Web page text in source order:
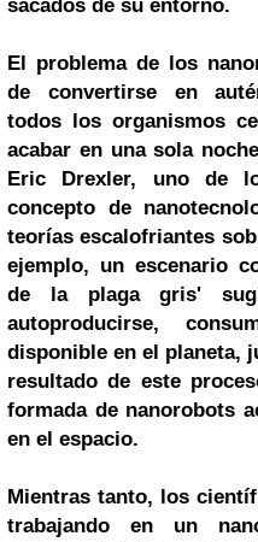
sacados de su entorno.
El problema de los
de convertirse en
todos los organismos
acabar en una sola
Eric Drexler, uno de
concepto de
teorías escalofriantes
ejemplo, un escenario
de la plaga gris'
autoproducirse,
disponible en el planeta,
resultado de este
formada de nanorobots
en el espacio.
Mientras tanto, los
trabajando en un